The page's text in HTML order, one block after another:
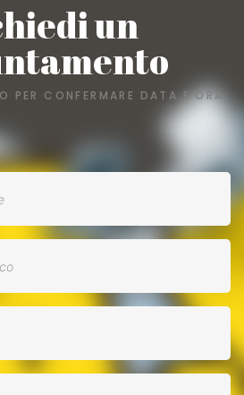
un
PER CONFERMARE DATA E ORA